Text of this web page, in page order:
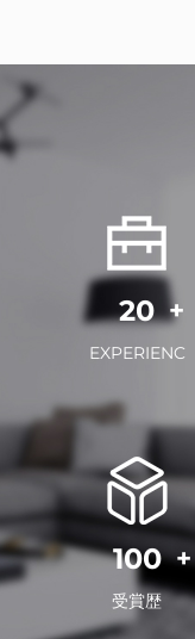
20
EXPERIENC
100
受賞歴